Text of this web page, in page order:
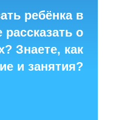
ребёнка в
рассказать о
Знаете, как
и занятия?